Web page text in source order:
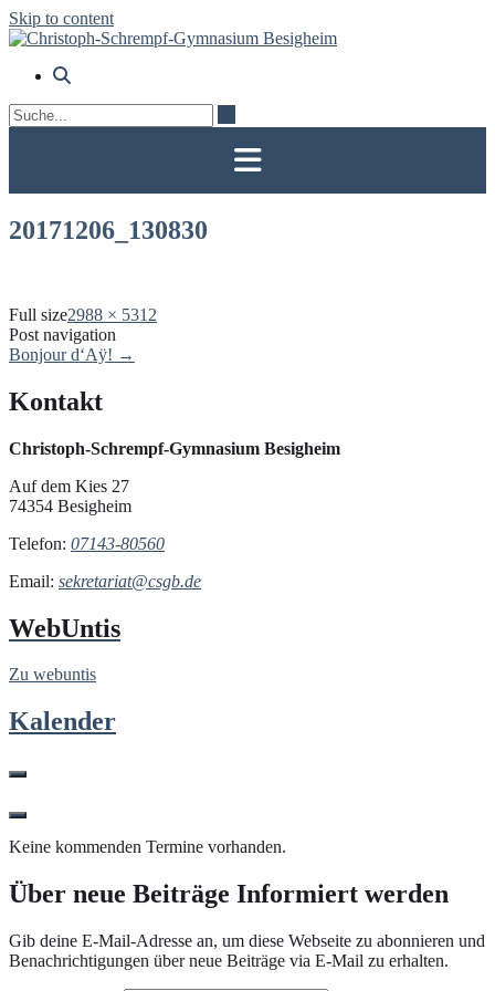
Skip to content
20171206_130830
Full size2988 × 5312
Post navigation
Bonjour d‘Aÿ! →
Kontakt
Christoph-Schrempf-Gymnasium Besigheim
Auf dem Kies 27
74354 Besigheim
Telefon: 07143-80560
Email: sekretariat@csgb.de
WebUntis
Zu webuntis
Kalender
Keine kommenden Termine vorhanden.
Über neue Beiträge Informiert werden
Gib deine E-Mail-Adresse an, um diese Webseite zu abonnieren und
Benachrichtigungen über neue Beiträge via E-Mail zu erhalten.